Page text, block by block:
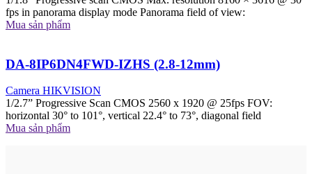
fps in panorama display mode Panorama field of view:
Mua sản phẩm
DA-8IP6DN4FWD-IZHS (2.8-12mm)
Camera HIKVISION
1/2.7” Progressive Scan CMOS 2560 x 1920 @ 25fps FOV:
horizontal 30° to 101°, vertical 22.4° to 73°, diagonal field
Mua sản phẩm